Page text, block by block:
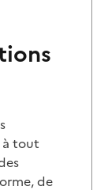
à tout
de